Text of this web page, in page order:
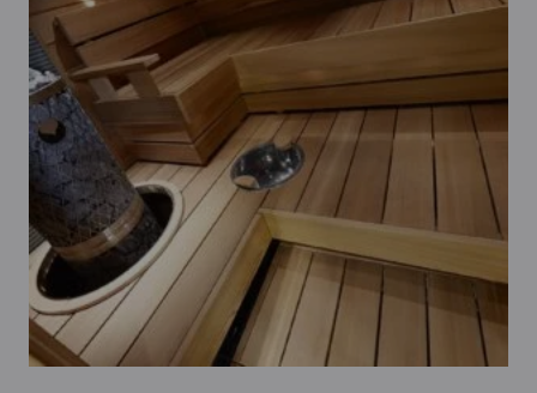
tehdä
valinnat
tuotteen
sivulla.